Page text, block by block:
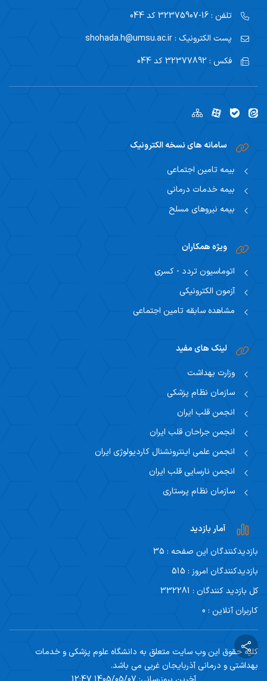
تلفن :
پست الکترونیک :
فکس :
سامانه های نسخه الکترونیک
بیمه تامین اجتماعی
بیمه خدمات درمانی
بیمه نیروهای مسلح
ویژه همکاران
اتوماسیون تردد - کسری
آزمون الکترونیکی
مشاهده سابقه تامین اجتماعی
لینک های مفید
وزارت بهداشت
سازمان نظام پزشکی
انجمن قلب ایران
انجمن جراحان قلب ایران
انجمن علمی اینترونشنال کاردیولوژی ایران
انجمن نارسایی قلب ایران
سازمان نظام پرستاری
آمار بازدید
بازدیدکنندگان این صفحه : 35
بازدیدکنندگان امروز : 515
کل بازدید کنندگان : 332281
کاربران آنلاین : 0
کلیه حقوق این وب سایت متعلق به دانشگاه علوم پزشکی و خدمات
بهداشتی و درمانی آذربایجان غربی می باشد.